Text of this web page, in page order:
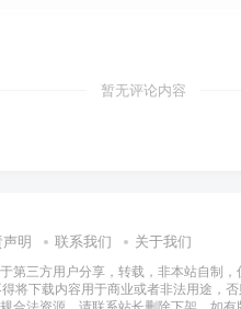
暂无评论内容
明 联系我们 关于我们
第三方用户分享，转载，非本站自制
将下载内容用于商业或者非法用途，